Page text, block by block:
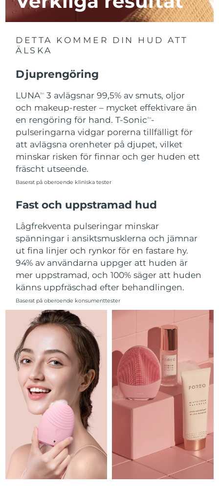
DETTA KOMMER DIN HUD ATT
ÄLSKA
Djuprengöring
LUNATM
3 avlägsnar 99,5% av smuts, oljor
och makeup-rester – mycket effektivare än
en rengöring för hand. T-SonicTM-
pulseringarna vidgar porerna tillfälligt för
att avlägsna orenheter på djupet, vilket
minskar risken för finnar och ger huden ett
fräscht utseende.
Baserat på oberoende kliniska tester
Fast och uppstramad hud
Lågfrekventa pulseringar minskar
spänningar i ansiktsmusklerna och jämnar
ut fina linjer och rynkor för en fastare hy.
94% av användarna uppger att huden är
mer uppstramad, och 100% säger att huden
känns uppfräschad efter behandlingen.
Baserat på oberoende konsumenttester
Macao SAR Förväntad leverans8/14/26
Malaysia Förväntad leverans 8/15/26
Malta
Mexiko Förväntad leverans
Nederländerna Förväntad leverans 8/12/26
Nya Zeeland Förväntad leverans8/12/26
Norge
Oman Förväntad leverans
Filippinerna Förväntad leverans
Polen Förväntad leverans8/13/26
Portugal Förväntad leverans8/12/26
Puerto Rico Förväntad leverans
Qatar Förväntad leverans8/13/26
Réunion Förväntad leverans
Rumänien Förväntad leverans 8/12/26
Ryssland Förväntad leverans 8/20/26
Saudiarabien 8/13/26
Singapore 8/14/26
Slovakien Förväntad leverans 8/12/26
Slovenien